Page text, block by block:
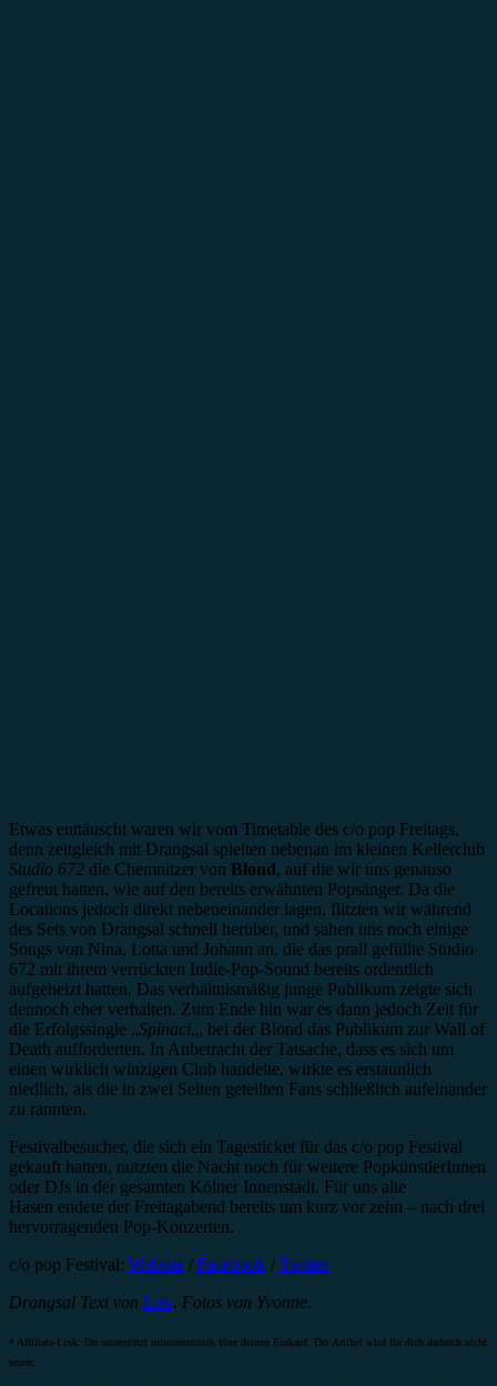
Etwas enttäuscht waren wir vom Timetable des c/o pop Freitags,
denn zeitgleich mit Drangsal spielten nebenan im kleinen Kellerclub
Studio 672 die Chemnitzer von Blond, auf die wir uns genauso
gefreut hatten, wie auf den bereits erwähnten Popsänger. Da die
Locations jedoch direkt nebeneinander lagen, flitzten wir während
des Sets von Drangsal schnell herüber, und sahen uns noch einige
Songs von Nina, Lotta und Johann an, die das prall gefüllte Studio
672 mit ihrem verrückten Indie-Pop-Sound bereits ordentlich
aufgeheizt hatten. Das verhältnismäßig junge Publikum zeigte sich
dennoch eher verhalten. Zum Ende hin war es dann jedoch Zeit für
die Erfolgssingle „Spinaci„, bei der Blond das Publikum zur Wall of
Death aufforderten. In Anbetracht der Tatsache, dass es sich um
einen wirklich winzigen Club handelte, wirkte es erstaunlich
niedlich, als die in zwei Seiten geteilten Fans schließlich aufeinander
zu rannten.
Festivalbesucher, die sich ein Tagesticket für das c/o pop Festival
gekauft hatten, nutzten die Nacht noch für weitere PopkünstlerInnen
oder DJs in der gesamten Kölner Innenstadt. Für uns alte
Hasen endete der Freitagabend bereits um kurz vor zehn – nach drei
hervorragenden Pop-Konzerten.
c/o pop Festival: Website / Facebook / Twitter
Drangsal Text von Luis. Fotos von Yvonne.
* Affiliate-Link: Du unterstützt minutenmusik über deinen Einkauf. Der Artikel wird für dich dadurch nicht
teurer.